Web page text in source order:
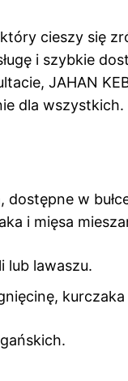
cieszy się
i szybkie
JAHAN
dla wszystkich.
dostępne w
i mięsa
lub lawaszu.